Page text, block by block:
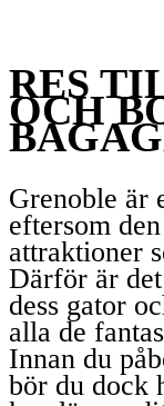
RES
OCH
Grenoble är
eftersom
attraktioner
Därför är
dess gator
alla de
Innan du
bör du dock